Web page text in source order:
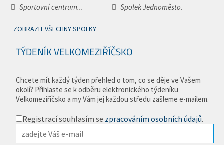
Sportovní centrum...
Spolek Jednoměsto.
ZOBRAZIT VŠECHNY SPOLKY
TÝDENÍK VELKOMEZIŘÍČSKO
Chcete mít každý týden přehled o tom, co se děje ve Vašem
okolí? Přihlaste se k odběru elektronického týdeníku
Velkomeziříčsko a my Vám jej každou středu zašleme e-mailem.
Registrací souhlasím se zpracováním osobních údajů.